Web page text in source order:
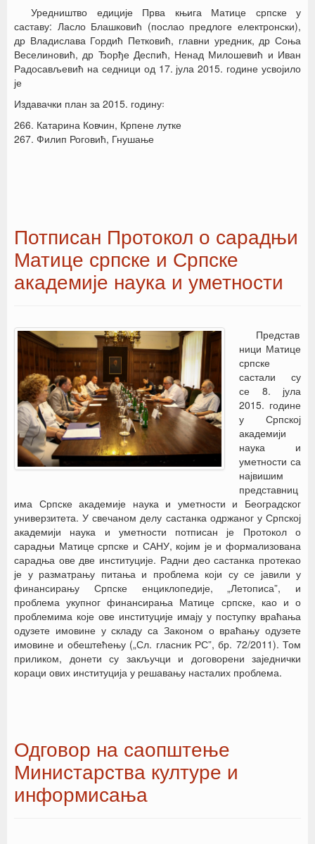
Уредништво едиције Прва књига Матице српске у
саставу: Ласло Блашковић (послао предлоге електронски),
др Владислава Гордић Петковић, главни уредник, др Соња
Веселиновић, др Ђорђе Деспић, Ненад Милошевић и Иван
Радосављевић на седници од 17. јула 2015. године усвојило
је
Издавачки план за 2015. годину꞉
266. Катарина Ковчин, Крпене лутке
267. Филип Роговић, Гнушање
Потписан Протокол о сарадњи
Матице српске и Српске
академије наука и уметности
Представ
ници Матице
српске
састали су
се 8. јула
2015. године
у Српској
академији
наука и
уметности са
највишим
представниц
има Српске академије наука и уметности и Београдског
универзитета. У свечаном делу састанка одржаног у Српској
академији наука и уметности потписан је Протокол о
сарадњи Матице српске и САНУ, којим је и формализована
сарадња ове две институције. Радни део састанка протекао
је у разматрању питања и проблема који су се јавили у
финансирању Српске енциклопедије, „Летописа”, и
проблема укупног финансирања Матице српске, као и о
проблемима које ове институције имају у поступку враћања
одузете имовине у складу са Законом о враћању одузете
имовине и обештећењу („Сл. гласник РС”, бр. 72/2011). Том
приликом, донети су закључци и договорени заједнички
кораци ових институција у решавању насталих проблема.
Одговор на саопштење
Министарства културе и
информисања